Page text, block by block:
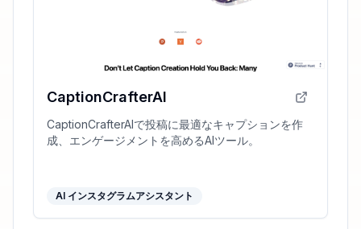
CaptionCrafterAI
CaptionCrafterAIで投稿に最適なキャプションを作
成、エンゲージメントを高めるAIツール。
AI インスタグラムアシスタント